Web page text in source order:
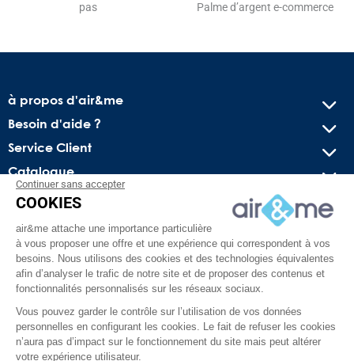
pas
Palme d’argent e-commerce
à propos d'air&me
Besoin d'aide ?
Service Client
Catalogue
Recevez nos offres spéciales !
Conseils pratiques, bons plans exclusifs et actus sur l’air
intérieur. Pas de spam, juré !
Continuer sans accepter
COOKIES
air&me attache une importance particulière
à vous proposer une offre et une expérience qui correspondent à vos
besoins. Nous utilisons des cookies et des technologies équivalentes
afin d’analyser le trafic de notre site et de proposer des contenus et
fonctionnalités personnalisés sur les réseaux sociaux.
Vous pouvez garder le contrôle sur l’utilisation de vos données
personnelles en configurant les cookies. Le fait de refuser les cookies
n’aura pas d’impact sur le fonctionnement du site mais peut altérer
votre expérience utilisateur.